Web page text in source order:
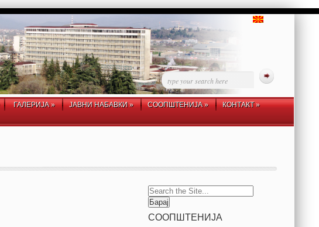
ГАЛЕРИЈА» ЈАВНИ НАБАВКИ» СООПШТЕНИЈА» КОНТАКТ»
Search
for:
СООПШТЕНИЈА